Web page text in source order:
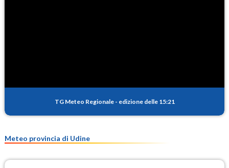
TG Meteo Regionale - edizione delle 15:21
Meteo provincia di Udine